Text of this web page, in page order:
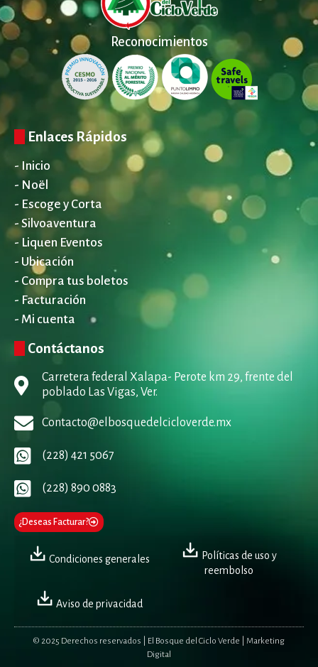
Reconocimientos
Enlaces Rápidos
- Inicio
- Noël
- Escoge y Corta
- Silvoaventura
- Liquen Eventos
- Ubicación
- Compra tus boletos
- Facturación
- Mi cuenta
Contáctanos
Carretera federal Xalapa- Perote km 29, frente del
poblado Las Vigas, Ver.
Contacto@elbosquedelcicloverde.mx
(228) 421 5067
(228) 890 0883
¿Deseas Facturar?
Condiciones generales
Políticas de uso y
reembolso
Aviso de privacidad
© 2025 Derechos reservados | El Bosque del Ciclo Verde | Marketing
Digital